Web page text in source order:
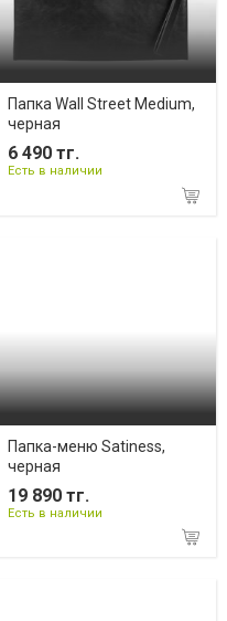
Папка Wall Street Medium,
черная
6 490 тг.
Есть в наличии
Папка-меню Satiness,
черная
19 890 тг.
Есть в наличии